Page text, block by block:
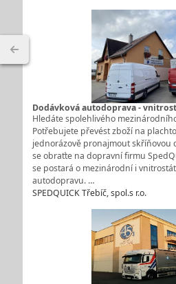
Dodávková autodoprava -
Hledáte spolehlivého
Potřebujete převést zboží na
jednorázově pronajmout skříňovou
se obraťte na dopravní firmu
se postará o mezinárodní i
autodopravu. …
SPEDQUICK Třebíč, spol.s r.o.